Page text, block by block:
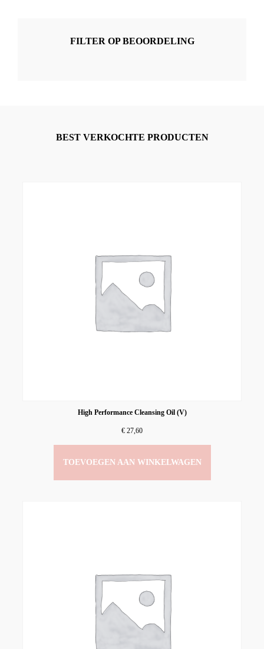
FILTER OP BEOORDELING
BEST VERKOCHTE PRODUCTEN
High Performance Cleansing Oil (V)
€ 27,60
TOEVOEGEN AAN WINKELWAGEN